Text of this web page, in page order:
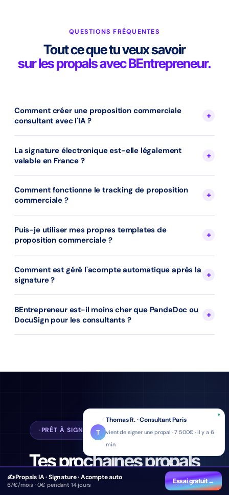
QUESTIONS FRÉQUENTES
Tout ce que tu veux savoir
sur les propals avec BEntrepreneur.
Comment créer une proposition commerciale
consultant avec l'IA ?
La signature électronique est-elle légalement
valable en France ?
Comment fonctionne le tracking de proposition
commerciale ?
Puis-je utiliser mes propres templates de
proposition commerciale ?
Comment est géré l'acompte automatique après la
signature ?
BEntrepreneur est-il moins cher que PandaDoc ou
DocuSign pour les consultants ?
PRÊT À SIGNER PLUS ET RELANCER MOINS ?
Tes prochaines propals
signées
T
Thomas R. · Consultant Paris
vient de signer une propal · 7 500€ · il y a 6
min
✍️ Propals IA · Signature · Acompte auto
67€/mois · 0€ pendant 14 jours Essai gratuit →